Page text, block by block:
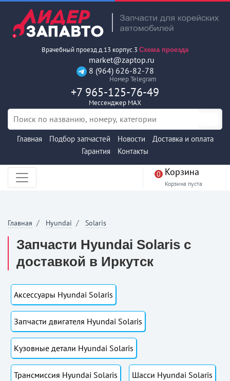
Врачебный проезд д.13 корпус.3 Схема проезда
market@zaptop.ru
8 (964) 626-82-78
Номер Telegram
+7 965-125-76-49
Мессенджер MAX
Главная Подбор запчастей Новости
Доставка и оплата
Гарантия
Контакты
0 Корзина
Корзина пуста
Главная Hyundai Solaris
Запчасти Hyundai Solaris с
доставкой в Иркутск
Аксессуары Hyundai Solaris
Запчасти двигателя Hyundai Solaris
Кузовные детали Hyundai Solaris
Трансмиссия Hyundai Solaris Шасси Hyundai Solaris